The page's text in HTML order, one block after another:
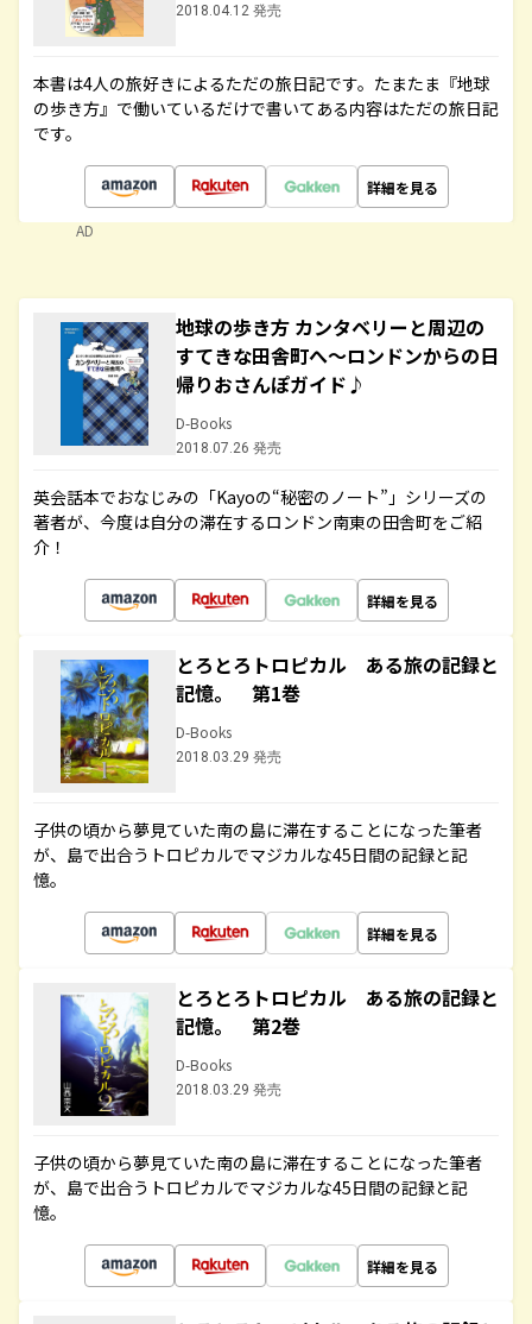
2018.04.12 発売
本書は4人の旅好きによるただの旅日記です。たまたま『地球
の歩き方』で働いているだけで書いてある内容はただの旅日記
です。
詳細を見る
AD
地球の歩き方 カンタベリーと周辺の
すてきな田舎町へ～ロンドンからの日
帰りおさんぽガイド♪
D-Books
2018.07.26 発売
英会話本でおなじみの「Kayoの“秘密のノート”」シリーズの
著者が、今度は自分の滞在するロンドン南東の田舎町をご紹
介！
詳細を見る
とろとろトロピカル ある旅の記録と
記憶。 第1巻
D-Books
2018.03.29 発売
子供の頃から夢見ていた南の島に滞在することになった筆者
が、島で出合うトロピカルでマジカルな45日間の記録と記
憶。
詳細を見る
とろとろトロピカル ある旅の記録と
記憶。 第2巻
D-Books
2018.03.29 発売
子供の頃から夢見ていた南の島に滞在することになった筆者
が、島で出合うトロピカルでマジカルな45日間の記録と記
憶。
詳細を見る